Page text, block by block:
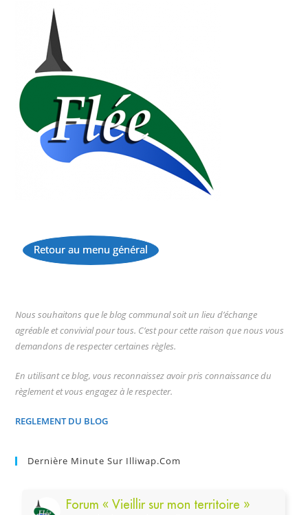
Retour au menu général
...
Nous souhaitons que le blog communal soit un lieu d’échange
agréable et convivial pour tous. C’est pour cette raison que nous vous
demandons de respecter certaines règles.
En utilisant ce blog, vous reconnaissez avoir pris connaissance du
règlement et vous engagez à le respecter.
REGLEMENT DU BLOG
Dernière Minute Sur Illiwap.com